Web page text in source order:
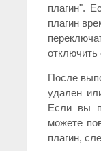
плагин".
плагин
отключить
После
удален
Если вы
можете
плагин,